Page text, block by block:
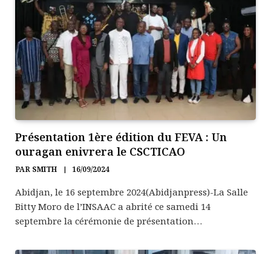
Présentation 1ère édition du FEVA : Un
ouragan enivrera le CSCTICAO
PAR SMITH 16/09/2024
Abidjan, le 16 septembre 2024(Abidjanpress)-La Salle
Bitty Moro de l’INSAAC a abrité ce samedi 14
septembre la cérémonie de présentation…